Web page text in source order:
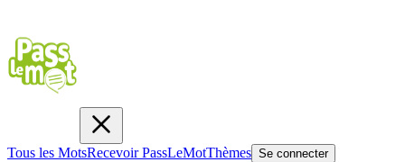
Tous les MotsRecevoir PassLeMotThèmes Se connecter